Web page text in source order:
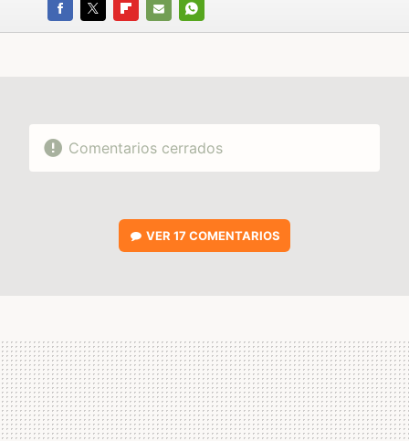
FACEBOOK
TWITTERFLIPBOARD
E-
WHATSAPP
Comentarios cerrados
VER17 COMENTARIOS